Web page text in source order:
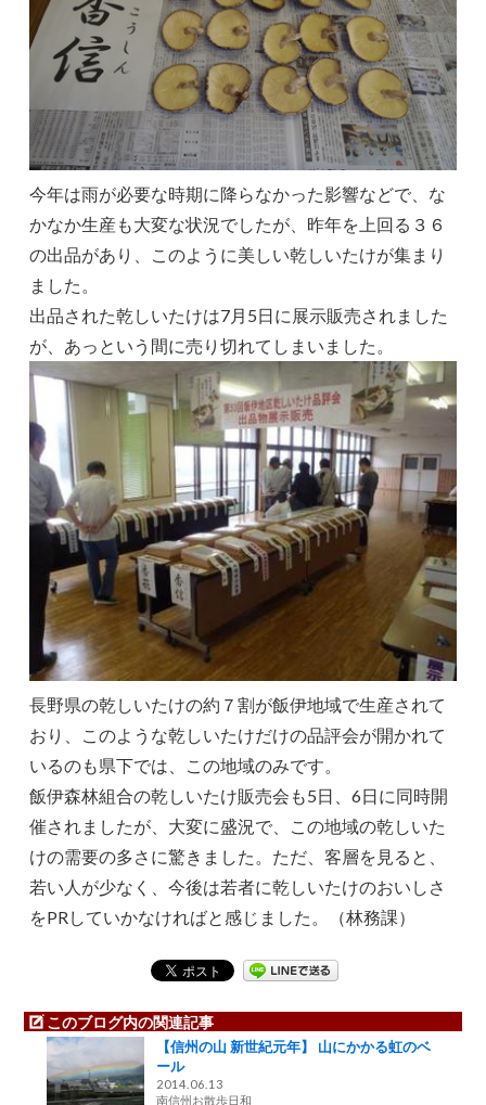
今年は雨が必要な時期に降らなかった影響などで、な
かなか生産も大変な状況でしたが、昨年を上回る３６
の出品があり、このように美しい乾しいたけが集まり
ました。
出品された乾しいたけは7月5日に展示販売されました
が、あっという間に売り切れてしまいました。
長野県の乾しいたけの約７割が飯伊地域で生産されて
おり、このような乾しいたけだけの品評会が開かれて
いるのも県下では、この地域のみです。
飯伊森林組合の乾しいたけ販売会も5日、6日に同時開
催されましたが、大変に盛況で、この地域の乾しいた
けの需要の多さに驚きました。ただ、客層を見ると、
若い人が少なく、今後は若者に乾しいたけのおいしさ
をPRしていかなければと感じました。（林務課）
このブログ内の関連記事
【信州の山 新世紀元年】 山にかかる虹のベ
ール
2014.06.13
南信州お散歩日和